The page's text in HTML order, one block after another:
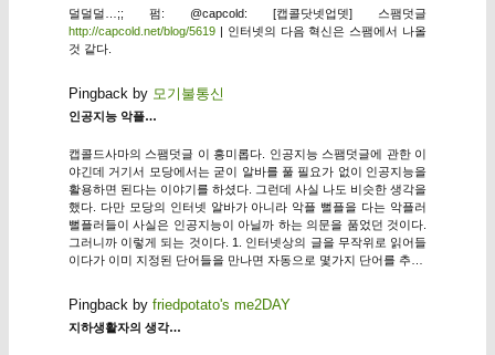
덜덜덜…;; 펌: @capcold: [캡콜닷넷업뎃] 스팸덧글
http://capcold.net/blog/5619| 인터넷의 다음 혁신은 스팸에서 나올
것 같다.
Pingback by 모기불통신
인공지능 악플…
캡콜드사마의 스팸덧글 이 흥미롭다. 인공지능 스팸덧글에 관한 이
야긴데 거기서 모당에서는 굳이 알바를 풀 필요가 없이 인공지능을
활용하면 된다는 이야기를 하셨다. 그런데 사실 나도 비슷한 생각을
했다. 다만 모당의 인터넷 알바가 아니라 악플 뻘플을 다는 악플러
뻘플러들이 사실은 인공지능이 아닐까 하는 의문을 품었던 것이다.
그러니까 이렇게 되는 것이다. 1. 인터넷상의 글을 무작위로 읽어들
이다가 이미 지정된 단어들을 만나면 자동으로 몇가지 단어를 추…
Pingback by friedpotato's me2DAY
지하생활자의 생각…